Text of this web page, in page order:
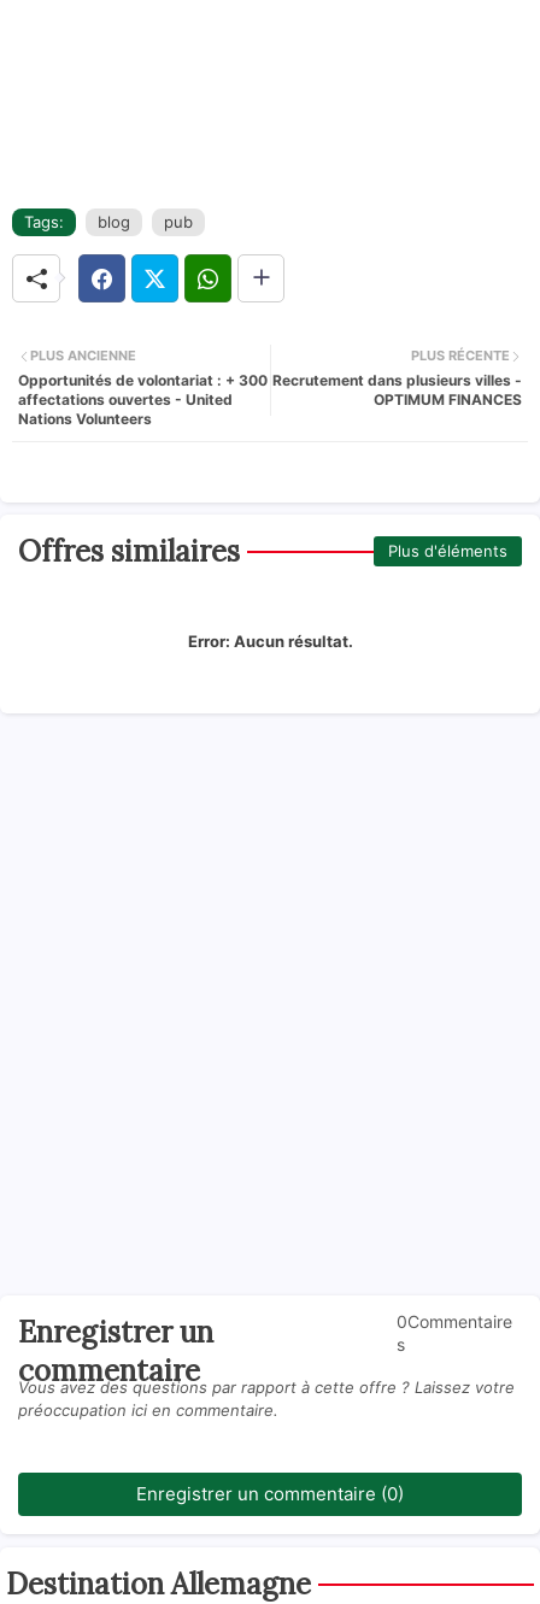
Tags: blog pub
PLUS RÉCENTE
Recrutement dans plusieurs villes -
OPTIMUM FINANCES
PLUS ANCIENNE
Opportunités de volontariat : + 300
affectations ouvertes - United
Nations Volunteers
Offres similaires Plus d'éléments
Error: Aucun résultat.
Enregistrer un
commentaire
0Commentaire
s
Vous avez des questions par rapport à cette offre ? Laissez votre
préoccupation ici en commentaire.
Enregistrer un commentaire (0)
Destination Allemagne